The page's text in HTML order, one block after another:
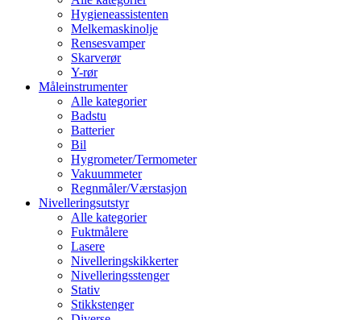
Hygieneassistenten
Melkemaskinolje
Rensesvamper
Skarverør
Y-rør
Måleinstrumenter
Alle kategorier
Badstu
Batterier
Bil
Hygrometer/Termometer
Vakuummeter
Regnmåler/Værstasjon
Nivelleringsutstyr
Alle kategorier
Fuktmålere
Lasere
Nivelleringskikkerter
Nivelleringsstenger
Stativ
Stikkstenger